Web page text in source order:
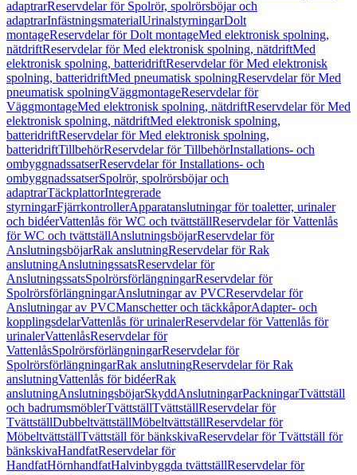
adaptrarReservdelar för Spolrör, spolrörsböjar och
adaptrarInfästningsmaterialUrinalstyrningarDolt
montageReservdelar för Dolt montageMed elektronisk spolning,
nätdriftReservdelar för Med elektronisk spolning, nätdriftMed
elektronisk spolning, batteridriftReservdelar för Med elektronisk
spolning, batteridriftMed pneumatisk spolningReservdelar för Med
pneumatisk spolningVäggmontageReservdelar för
VäggmontageMed elektronisk spolning, nätdriftReservdelar för Med
elektronisk spolning, nätdriftMed elektronisk spolning,
batteridriftReservdelar för Med elektronisk spolning,
batteridriftTillbehörReservdelar för TillbehörInstallations- och
ombyggnadssatserReservdelar för Installations- och
ombyggnadssatserSpolrör, spolrörsböjar och
adaptrarTäckplattorIntegrerade
styrningarFjärrkontrollerApparatanslutningar för toaletter, urinaler
och bidéerVattenlås för WC och tvättställReservdelar för Vattenlås
för WC och tvättställAnslutningsböjarReservdelar för
AnslutningsböjarRak anslutningReservdelar för Rak
anslutningAnslutningssatsReservdelar för
AnslutningssatsSpolrörsförlängningarReservdelar för
SpolrörsförlängningarAnslutningar av PVCReservdelar för
Anslutningar av PVCManschetter och täckkåporAdapter- och
kopplingsdelarVattenlås för urinalerReservdelar för Vattenlås för
urinalerVattenlåsReservdelar för
VattenlåsSpolrörsförlängningarReservdelar för
SpolrörsförlängningarRak anslutningReservdelar för Rak
anslutningVattenlås för bidéerRak
anslutningAnslutningsböjarSkyddAnslutningarPackningarTvättställ
och badrumsmöblerTvättställTvättställReservdelar för
TvättställDubbeltvättställMöbeltvättställReservdelar för
MöbeltvättställTvättställ för bänkskivaReservdelar för Tvättställ för
bänkskivaHandfatReservdelar för
HandfatHörnhandfatHalvinbyggda tvättställReservdelar för